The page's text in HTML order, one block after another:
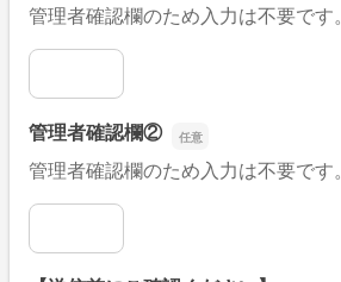
管理者確認欄のため入力は不要です。
管理者確認欄①
管理者確認欄②
管理者確認欄のため入力は不要です。
管理者確認欄②